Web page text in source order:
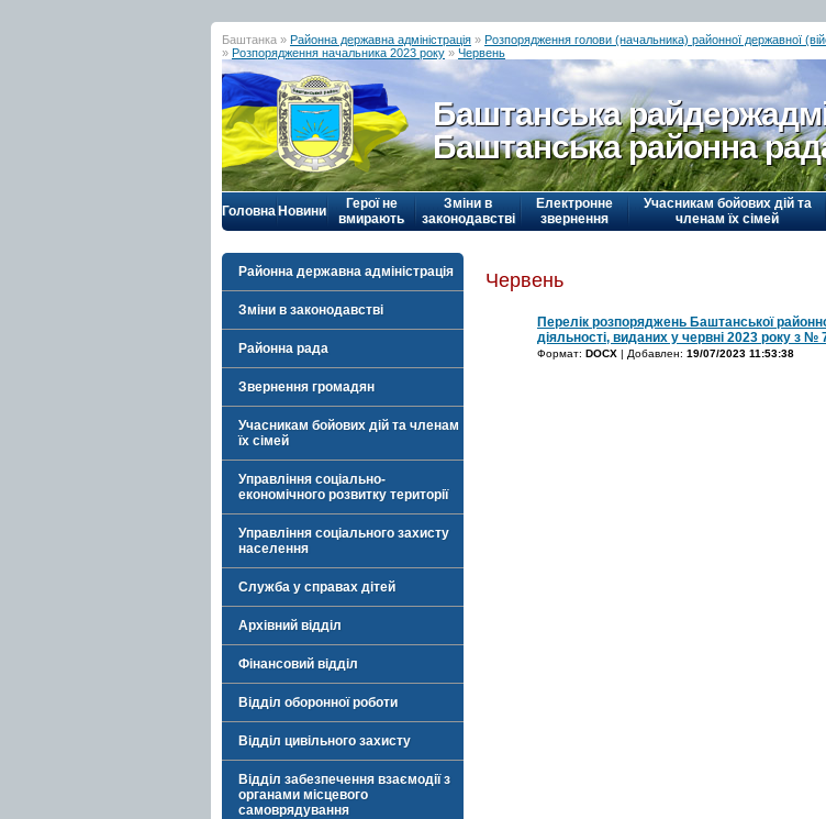
Баштанка » Районна державна адміністрація » Розпорядження голови (начальника) районної державної
» Розпорядження начальника 2023 року » Червень
Баштанська
Баштанська районна
Головна Новини
Герої не
вмирають
Зміни в
законодавстві
Електронне
звернення
Учасникам бойових дій та
членам їх сімей
Районна державна адміністрація
Зміни в законодавстві
Районна рада
Звернення громадян
Учасникам бойових дій та членам
їх сімей
Управління соціально-
економічного розвитку території
Управління соціального захисту
населення
Служба у справах дітей
Архівний відділ
Фінансовий відділ
Відділ оборонної роботи
Відділ цивільного захисту
Відділ забезпечення взаємодії з
органами місцевого
самоврядування
Червень
Перелік розпоряджень Баштанської
діяльності, виданих у червні 2023 року з
Формат: DOCX | Добавлен: 19/07/2023 11:53:38